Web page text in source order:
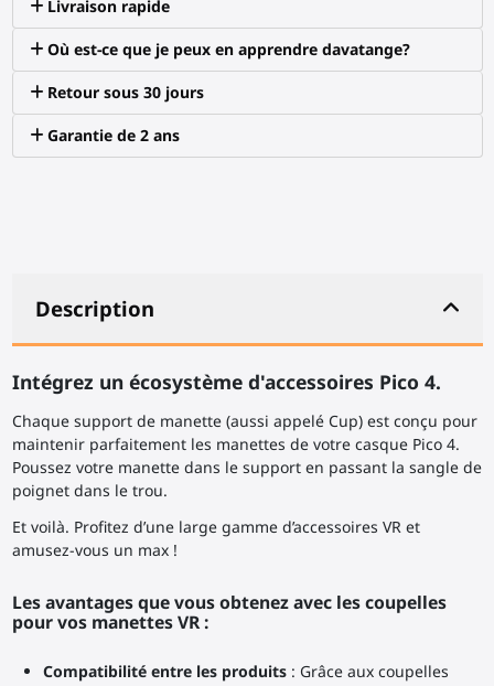
Livraison rapide
Où est-ce que je peux en apprendre davatange?
Retour sous 30 jours
Garantie de 2 ans
Description
Intégrez un écosystème d'accessoires Pico 4.
Chaque support de manette (aussi appelé Cup) est conçu pour
maintenir parfaitement les manettes de votre casque Pico 4.
Poussez votre manette dans le support en passant la sangle de
poignet dans le trou.
Et voilà. Profitez d’une large gamme d’accessoires VR et
amusez-vous un max !
Les avantages que vous obtenez avec les coupelles
pour vos manettes VR :
Compatibilité entre les produits: Grâce aux coupelles